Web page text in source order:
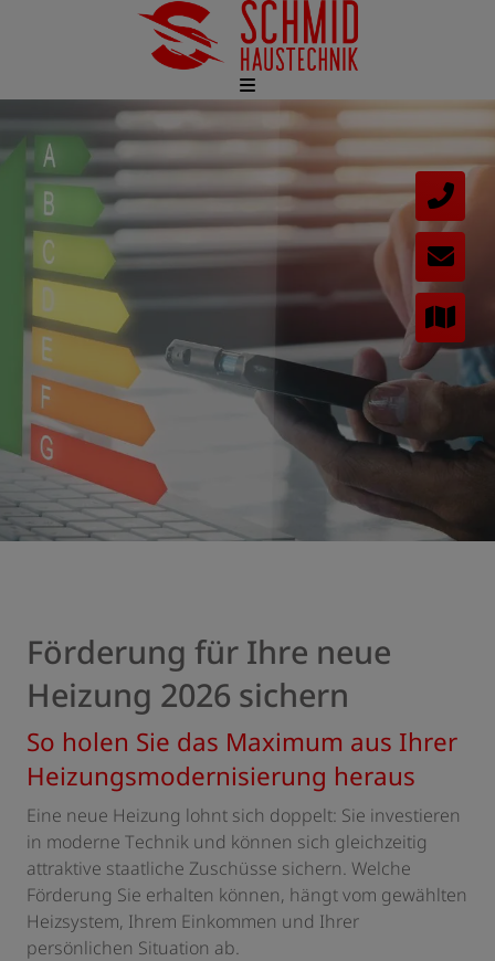
Förderung für Ihre neue
Heizung 2026 sichern
So holen Sie das Maximum aus Ihrer
Heizungsmodernisierung heraus
Eine neue Heizung lohnt sich doppelt: Sie investieren
in moderne Technik und können sich gleichzeitig
attraktive staatliche Zuschüsse sichern. Welche
Förderung Sie erhalten können, hängt vom gewählten
Heizsystem, Ihrem Einkommen und Ihrer
persönlichen Situation ab.